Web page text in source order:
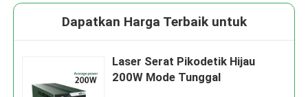
Dapatkan Harga Terbaik untuk
Laser Serat Pikodetik Hijau
200W Mode Tunggal